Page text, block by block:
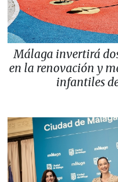
Málaga invertirá
en la renovación y
infantiles